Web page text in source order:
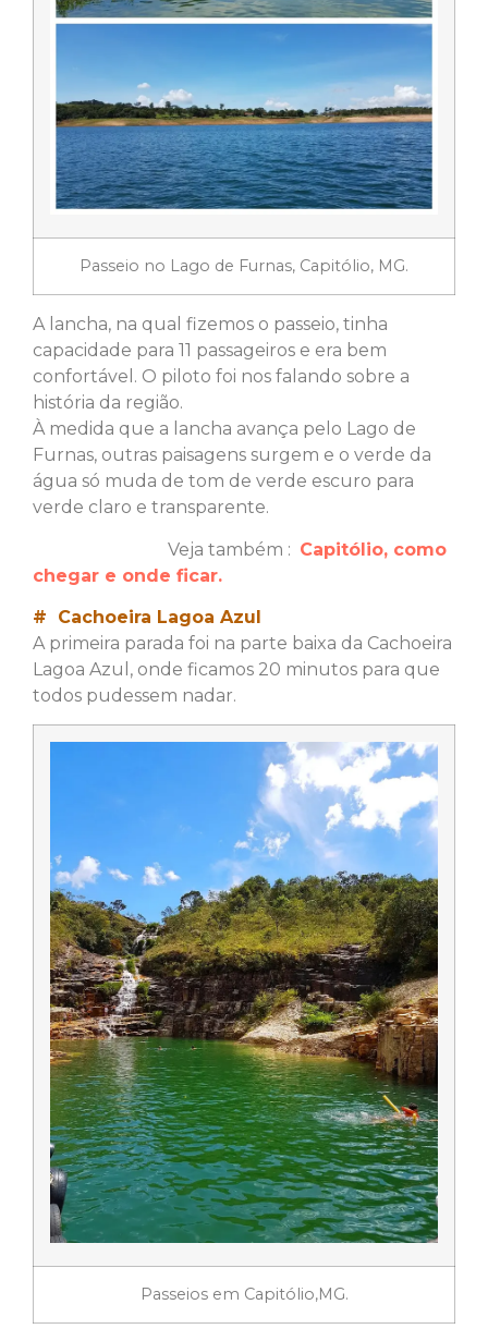
Passeio no Lago de Furnas, Capitólio, MG.
A lancha, na qual fizemos o passeio, tinha
capacidade para 11 passageiros e era bem
confortável. O piloto foi nos falando sobre a
história da região.
À medida que a lancha avança pelo Lago de
Furnas, outras paisagens surgem e o verde da
água só muda de tom de verde escuro para
verde claro e transparente.
Veja também : Capitólio, como
chegar e onde ficar.
# Cachoeira Lagoa Azul
A primeira parada foi na parte baixa da Cachoeira
Lagoa Azul, onde ficamos 20 minutos para que
todos pudessem nadar.
Passeios em Capitólio,MG.